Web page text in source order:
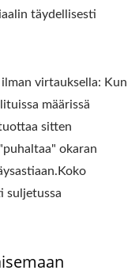
täydellisesti
virtauksella: Kun
määrissä
sitten
okaran
suljetussa